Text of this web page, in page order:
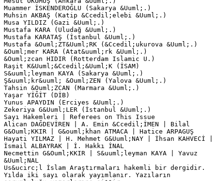
Muammer İSKENDEROĞLU (Sakarya &Uuml;.)
Muhsin AKBAŞ (Katip &Ccedil;elebi &Uuml;.)
Musa YILDIZ (Gazi &Uuml;.)
Mustafa KARA (Uludağ &Uuml;.)
Mustafa KARATAŞ (İstanbul &Uuml;.)
Mustafa &Ouml;ZT&Uuml;RK (&Ccedil;ukurova &Uuml;.)
&Ouml;mer KARA (Atat&uuml;rk &Uuml;.)
&Ouml;zcan HIDIR (Rotterdam Islamic U.)
Raşit K&Uuml;&Ccedil;&Uuml;K (İSAM)
S&uuml;leyman KAYA (Sakarya &Uuml;.)
Ş&uuml;kr&uuml; &Ouml;ZEN (Yalova &Uuml;.)
Tahsin &Ouml;ZCAN (Marmara &Uuml;.)
Yaşar YİĞİT (DİB)
Yunus APAYDIN (Erciyes &Uuml;.)
Zekeriya G&Uuml;LER (İstanbul &Uuml;.)
Sayı Hakemleri | Referees on This Issue
Alican DAĞDEVİREN | A. Emin &Ccedil;İMEN | Bilal
G&Ouml;KKIR | G&ouml;khan ATMACA | Hatice ARPAGUŞ
Hayati YILMAZ | H. Mehmet G&Uuml;NAY | İhsan KAHVECİ |
İsmail ALBAYRAK | İ. Hakkı İNAL
Necmettin G&Ouml;KKIR | S&uuml;leyman KAYA | Yavuz
&Uuml;NAL
Us&ucirc;l İslam Araştırmaları hakemli bir dergidir.
Yılda iki sayı olarak yayımlanır. Yazıların